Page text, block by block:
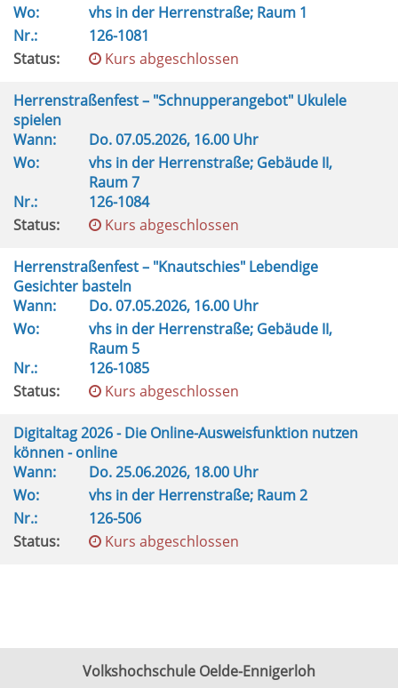
Wo:
vhs in der Herrenstraße; Raum 1
Nr.:
126-1081
Status:
Kurs abgeschlossen
Herrenstraßenfest – "Schnupperangebot" Ukulele
spielen
Wann:
Do.07.05.2026, 16.00 Uhr
Wo:
vhs in der Herrenstraße; Gebäude II,
Raum 7
Nr.:
126-1084
Status:
Kurs abgeschlossen
Herrenstraßenfest – "Knautschies" Lebendige
Gesichter basteln
Wann:
Do.07.05.2026, 16.00 Uhr
Wo:
vhs in der Herrenstraße; Gebäude II,
Raum 5
Nr.:
126-1085
Status:
Kurs abgeschlossen
Digitaltag 2026 - Die Online-Ausweisfunktion nutzen
können - online
Wann:
Do.25.06.2026, 18.00 Uhr
Wo:
vhs in der Herrenstraße; Raum 2
Nr.:
126-506
Status:
Kurs abgeschlossen
Volkshochschule Oelde-Ennigerloh